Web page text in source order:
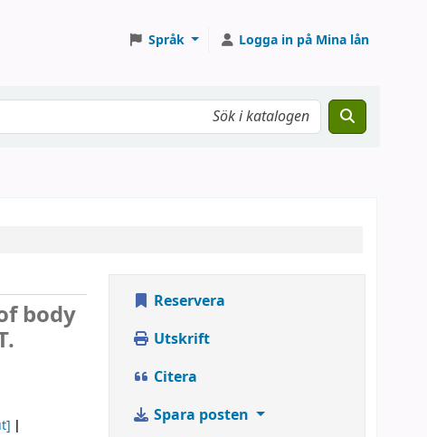
Språk Logga in på Mina lån
body
Reservera
Utskrift
Citera
Spara posten